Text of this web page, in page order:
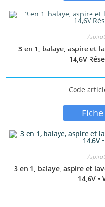
3 en 1, balaye, aspire et
14,6V
Code
3 en 1, balaye, aspire et
14,6V •